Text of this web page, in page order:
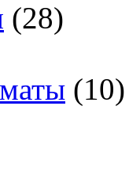
(28)
(10)